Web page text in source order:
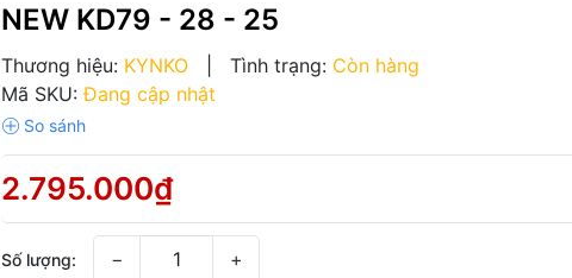
NEW KD79 - 28 - 25
Thương hiệu: KYNKO Tình trạng: Còn hàng
Mã SKU: Đang cập nhật
2.795.000₫
Số lượng: − +